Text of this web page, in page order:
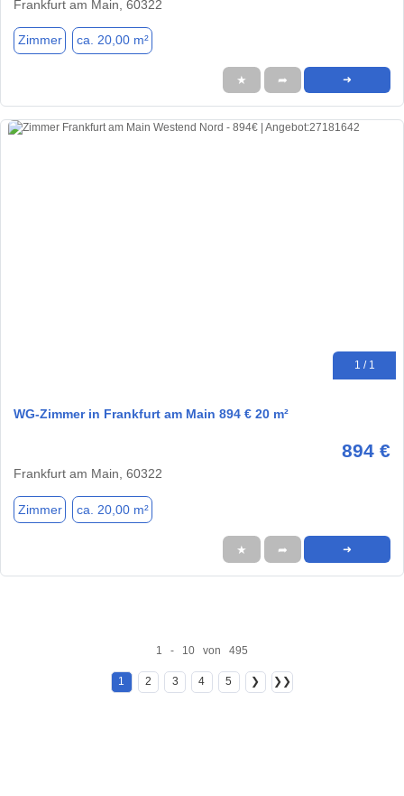
Frankfurt am Main, 60322
Zimmer ca. 20,00 m²
★ ➦ ➜
1 / 1
WG-Zimmer in Frankfurt am Main 894 € 20 m²
894 €
Frankfurt am Main, 60322
Zimmer ca. 20,00 m²
★ ➦ ➜
1 - 10 von 495
1 2 3 4 5 ❯ ❯❯